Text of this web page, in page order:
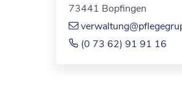
73441 Bopfingen
(0 73 62) 91 91 16